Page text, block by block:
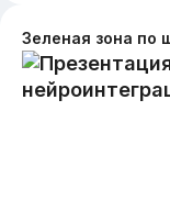
Зеленая зона по